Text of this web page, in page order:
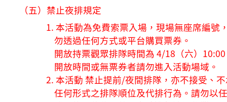
（五）禁止夜排規定
1. 本活動為免費索票入場，現場無座席編號
勿透過任何方式或平台購買票券。
開放持票觀眾排隊時間為 4/18（六）
開放時間或無票券者請勿進入活動場域。
2. 本活動 禁止提前/夜間排隊，亦不接受、
任何形式之排隊順位及代排行為。請勿以